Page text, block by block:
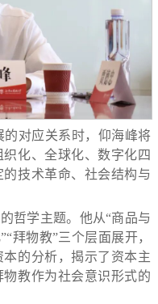
对应关系时，仰海峰将
化、全球化、数字化四
技术革命、社会结构与
哲学主题。他从“商品与
拜物教”三个层面展开，
的分析，揭示了资本主
教作为社会意识形式的